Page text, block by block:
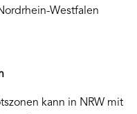
Westfalen
kann in NRW mit